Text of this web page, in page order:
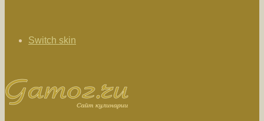
Switch skin